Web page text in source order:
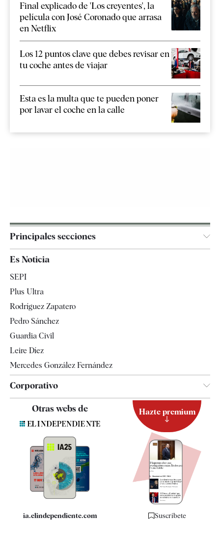
Final explicado de 'Los creyentes', la
película con José Coronado que arrasa
en Netflix
Los 12 puntos clave que debes revisar en
tu coche antes de viajar
Esta es la multa que te pueden poner
por lavar el coche en la calle
Principales secciones
España
Televisión
Es Noticia
SEPI
Plus Ultra
Rodríguez Zapatero
Pedro Sánchez
Guardia Civil
Leire Díez
Mercedes González Fernández
Corporativo
Contacto
Quiénes somos
Especificaciones
Otras webs de
ia.elindependiente.com
Hazte premium
Suscríbete